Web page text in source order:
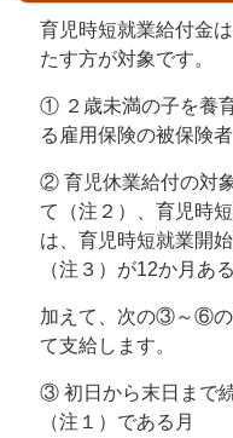
育児時短就業給付金
たす方が対象です。
① ２歳未満の子を養
る雇用保険の被保険
② 育児休業給付の対
て（注２）、育児時
は、育児時短就業開
（注３）が12か月あ
加えて、次の③～⑥の
て支給します。
③ 初日から末日まで
（注１）である月